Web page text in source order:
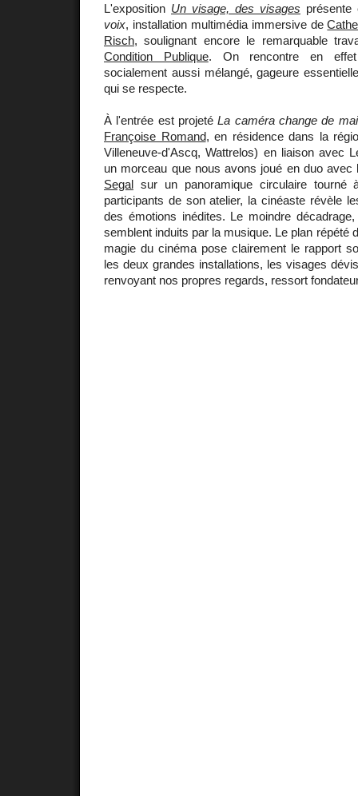
L'exposition Un visage, des visages
voix, installation multimédia immersive de
Risch, soulignant encore le remarquable
Condition Publique. On rencontre en
socialement aussi mélangé, gageure
qui se respecte.
À l'entrée est projetéLa caméra change de
Françoise Romand, en résidence dans la
Villeneuve-d'Ascq, Wattrelos) en liaison avec
un morceau que nous avons joué en duo
Segal sur un panoramique circulaire
participants de son atelier, la cinéaste révèle
des émotions inédites. Le moindre
semblent induits par la musique. Le plan répété
magie du cinéma pose clairement le rapport
les deux grandes installations, les visages
renvoyant nos propres regards, ressort